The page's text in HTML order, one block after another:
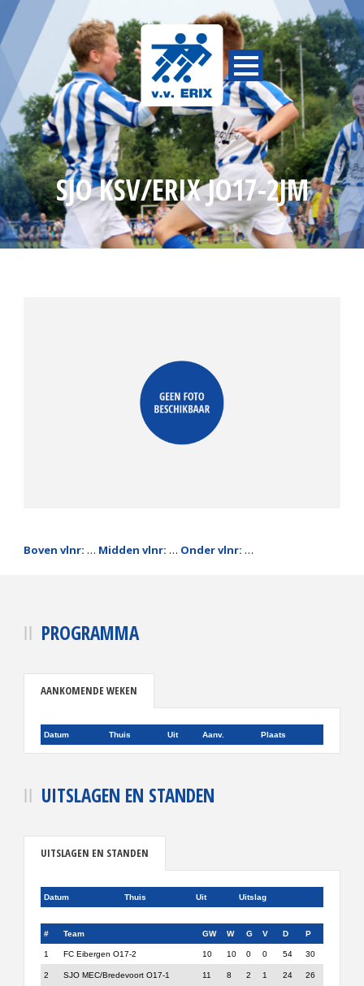
SJO KSV/ERIX JO17-2JM
Boven vlnr: … Midden vlnr: … Onder vlnr: …
PROGRAMMA
AANKOMENDE WEKEN
Datum Thuis Uit Aanv. Plaats
UITSLAGEN EN STANDEN
UITSLAGEN EN STANDEN
Datum Thuis Uit Uitslag
# Team GW W G V D P
1 FC Eibergen O17-2 10 10 0 0 54 30
2 SJO MEC/Bredevoort O17-1 11 8 2 1 24 26